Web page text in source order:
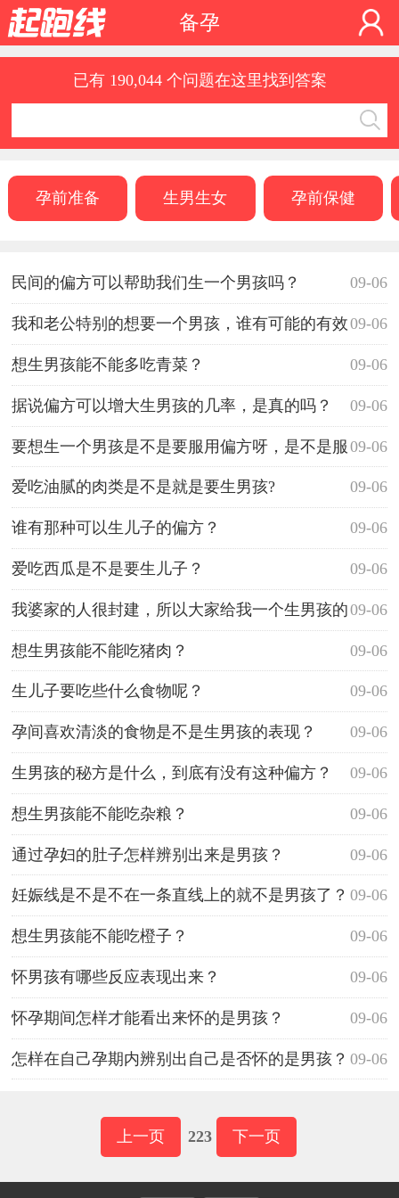
备孕
已有 190,044 个问题在这里找到答案
孕前准备 生男生女 孕前保健
09-06
民间的偏方可以帮助我们生一个男孩吗？
09-06
我和老公特别的想要一个男孩，谁有可能的有效
的方法？ 09-06
想生男孩能不能多吃青菜？
09-06
据说偏方可以增大生男孩的几率，是真的吗？
09-06
要想生一个男孩是不是要服用偏方呀，是不是服
用了生男孩的几率大呀？ 09-06
爱吃油腻的肉类是不是就是要生男孩?
09-06
谁有那种可以生儿子的偏方？
09-06
爱吃西瓜是不是要生儿子？
09-06
我婆家的人很封建，所以大家给我一个生男孩的
偏方。 09-06
想生男孩能不能吃猪肉？
09-06
生儿子要吃些什么食物呢？
09-06
孕间喜欢清淡的食物是不是生男孩的表现？
09-06
生男孩的秘方是什么，到底有没有这种偏方？
09-06
想生男孩能不能吃杂粮？
09-06
通过孕妇的肚子怎样辨别出来是男孩？
09-06
妊娠线是不是不在一条直线上的就不是男孩了？
09-06
想生男孩能不能吃橙子？
09-06
怀男孩有哪些反应表现出来？
09-06
怀孕期间怎样才能看出来怀的是男孩？
09-06
怎样在自己孕期内辨别出自己是否怀的是男孩？
上一页 223 下一页